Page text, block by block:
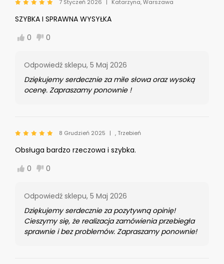
7 Styczeń 2026 Katarzyna, Warszawa
SZYBKA I SPRAWNA WYSYŁKA
0
0
Odpowiedź sklepu, 5 Maj 2026
Dziękujemy serdecznie za miłe słowa oraz wysoką
ocenę. Zapraszamy ponownie !
8 Grudzień 2025 , Trzebień
Obsługa bardzo rzeczowa i szybka.
0
0
Odpowiedź sklepu, 5 Maj 2026
Dziękujemy serdecznie za pozytywną opinię!
Cieszymy się, że realizacja zamówienia przebiegła
sprawnie i bez problemów. Zapraszamy ponownie!